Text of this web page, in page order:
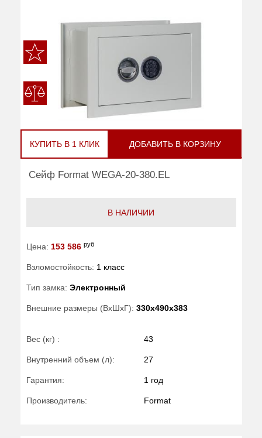
КУПИТЬ В 1 КЛИК ДОБАВИТЬ В КОРЗИНУ
Сейф Format WEGA-20-380.EL
В НАЛИЧИИ
Цена: 153 586 руб
Взломостойкость: 1 класс
Тип замка: Электронный
Внешние размеры (ВхШхГ): 330x490x383
Вес (кг) : 43
Внутренний объем (л): 27
Гарантия: 1 год
Производитель: Format